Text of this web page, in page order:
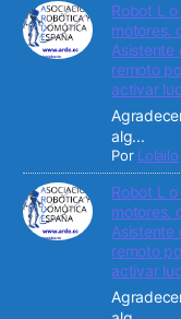
Robot L
motores.
Asistente
remoto
activar
alg...
Por Lolailo
Robot L
motores.
Asistente
remoto
activar